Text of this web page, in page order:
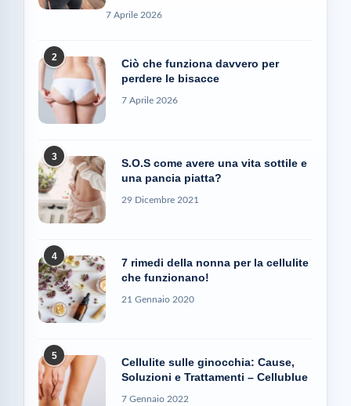
7 Aprile 2026
2
Ciò che funziona davvero per
perdere le bisacce
7 Aprile 2026
3
S.O.S come avere una vita sottile e
una pancia piatta?
29 Dicembre 2021
4
7 rimedi della nonna per la cellulite
che funzionano!
21 Gennaio 2020
5
Cellulite sulle ginocchia: Cause,
Soluzioni e Trattamenti – Cellublue
7 Gennaio 2022